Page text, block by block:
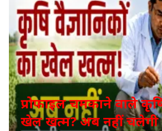
प्रोफाइल चमकाने वाले
खेल खत्म? अब नहीं चलेगी